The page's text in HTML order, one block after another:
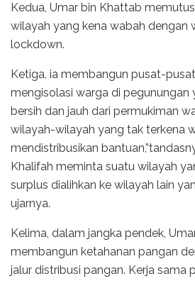
Kedua, Umar bin Khattab
wilayah yang kena wabah dengan
lockdown.
Ketiga, ia membangun pusat-
mengisolasi warga di pegunungan
bersih dan jauh dari permukiman
wilayah-wilayah yang tak terkena
mendistribusikan
Khalifah meminta suatu wilayah
surplus dialihkan ke wilayah lain
ujarnya.
Kelima, dalam jangka pendek,
membangun ketahanan pangan
jalur distribusi pangan. Kerja sama